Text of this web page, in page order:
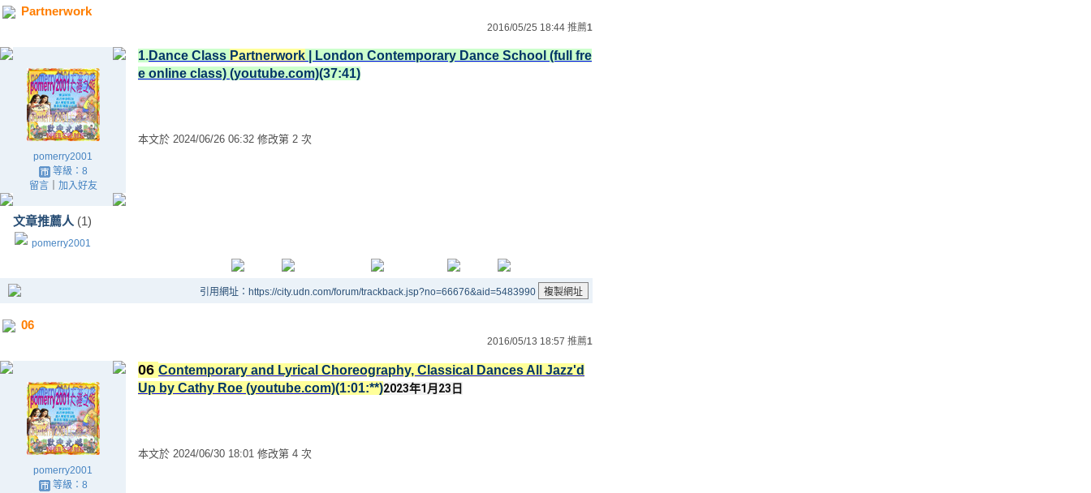
Partnerwork
2016/05/25 18:44 推薦1
pomerry2001
等級：8
留言｜ 加入好友
文章推薦人 (1)
pomerry2001
1.Dance Class Partnerwork | London Contemporary Dance School (full fre
e online class) (youtube.com)(37:41)
本文於 2024/06/26 06:32 修改第 2 次
引用網址：https://city.udn.com/forum/trackback.jsp?no=66676&aid=5483990
06
2016/05/13 18:57 推薦1
pomerry2001
等級：8
06 Contemporary and Lyrical Choreography, Classical Dances All Jazz'd
Up by Cathy Roe (youtube.com)(1:01:**)2023年1月23日
本文於 2024/06/30 18:01 修改第 4 次